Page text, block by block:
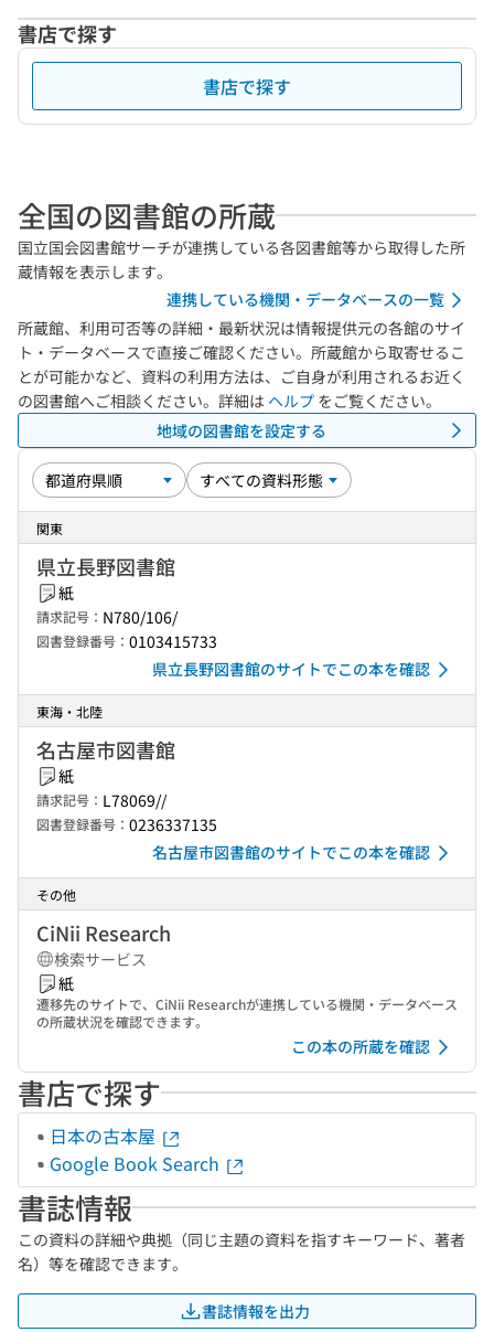
書店で探す
書店で探す
全国の図書館の所蔵
国立国会図書館サーチが連携している各図書館等から取得した所
蔵情報を表示します。
連携している機関・データベースの一覧
所蔵館、利用可否等の詳細・最新状況は情報提供元の各館のサイ
ト・データベースで直接ご確認ください。所蔵館から取寄せるこ
とが可能かなど、資料の利用方法は、ご自身が利用されるお近く
の図書館へご相談ください。詳細は ヘルプ をご覧ください。
地域の図書館を設定する
関東
県立長野図書館
紙
請求記号： N780/106/
図書登録番号： 0103415733
県立長野図書館のサイトでこの本を確認
東海・北陸
名古屋市図書館
紙
請求記号： L78069//
図書登録番号： 0236337135
名古屋市図書館のサイトでこの本を確認
その他
CiNii Research
検索サービス
紙
遷移先のサイトで、CiNii Researchが連携している機関・データベース
の所蔵状況を確認できます。
この本の所蔵を確認
書店で探す
日本の古本屋
Google Book Search
書誌情報
この資料の詳細や典拠（同じ主題の資料を指すキーワード、著者
名）等を確認できます。
書誌情報を出力